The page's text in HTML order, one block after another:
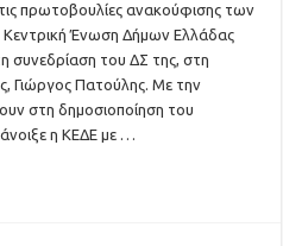
πρωτοβουλίες ανακούφισης των
Ένωση Δήμων Ελλάδας
συνεδρίαση του ΔΣ της, στη
Γιώργος Πατούλης. Με την
στη δημοσιοποίηση του
η ΚΕΔΕ με …